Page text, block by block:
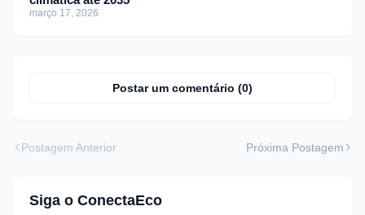
março 17, 2026
Postar um comentário (0)
Postagem Anterior Próxima Postagem
Siga o ConectaEco